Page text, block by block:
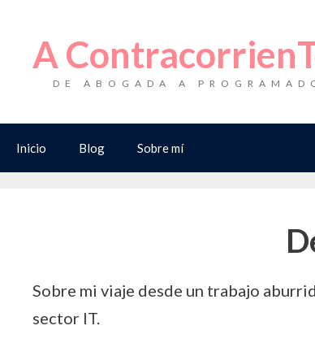
contenido
A
DE ABOGADA A
Inicio Blog Sobre mí
Sobre mi viaje desde un trabajo
sector IT.